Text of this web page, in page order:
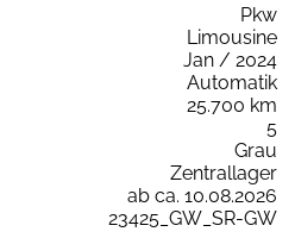
Pkw
Limousine
Jan / 2024
Automatik
25.700 km
5
Grau
Zentrallager
ab ca. 10.08.2026
23425_GW_SR-GW